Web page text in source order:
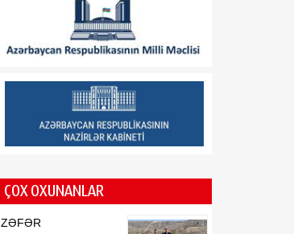
İlin birinci yarısında “Azəri-
Çıraq-Günəşli”dən
milyard kubmetr səmt qazı
06 Avqust
Rusiya Ermənistanla
bildirib
14:35
ÇOX OXUNANLAR
ZƏFƏR